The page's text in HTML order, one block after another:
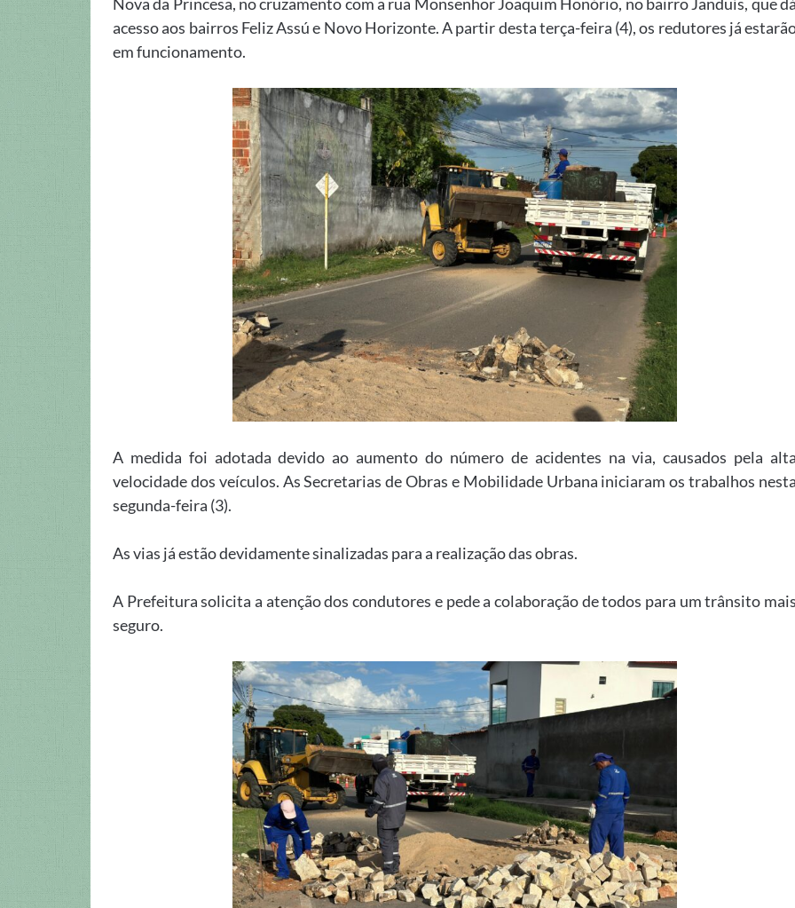
acesso aos bairros Feliz Assú e Novo Horizonte. A partir desta terça-feira (4), os redutores já
em funcionamento.
A medida foi adotada devido ao aumento do número de acidentes na via, causados pela
velocidade dos veículos. As Secretarias de Obras e Mobilidade Urbana iniciaram os trabalhos
segunda-feira (3).
As vias já estão devidamente sinalizadas para a realização das obras.
A Prefeitura solicita a atenção dos condutores e pede a colaboração de todos para um trânsito
seguro.